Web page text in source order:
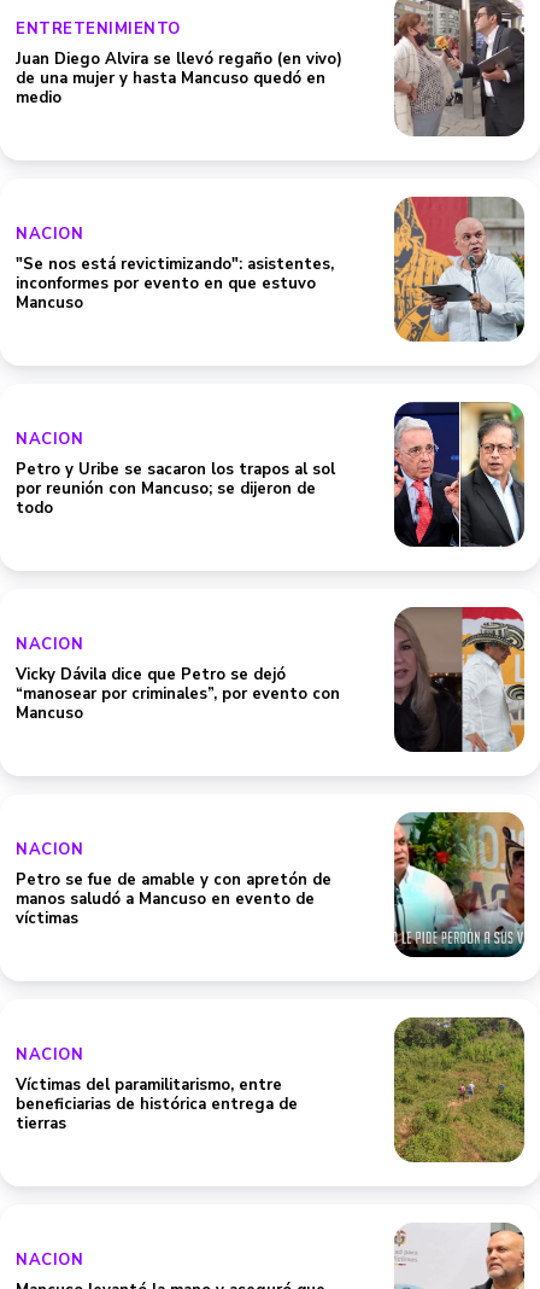
ENTRETENIMIENTO
Juan Diego Alvira se llevó regaño (en vivo)
de una mujer y hasta Mancuso quedó en
medio
NACION
"Se nos está revictimizando": asistentes,
inconformes por evento en que estuvo
Mancuso
NACION
Petro y Uribe se sacaron los trapos al sol
por reunión con Mancuso; se dijeron de
todo
NACION
Vicky Dávila dice que Petro se dejó
“manosear por criminales”, por evento con
Mancuso
NACION
Petro se fue de amable y con apretón de
manos saludó a Mancuso en evento de
víctimas
NACION
Víctimas del paramilitarismo, entre
beneficiarias de histórica entrega de
tierras
NACION